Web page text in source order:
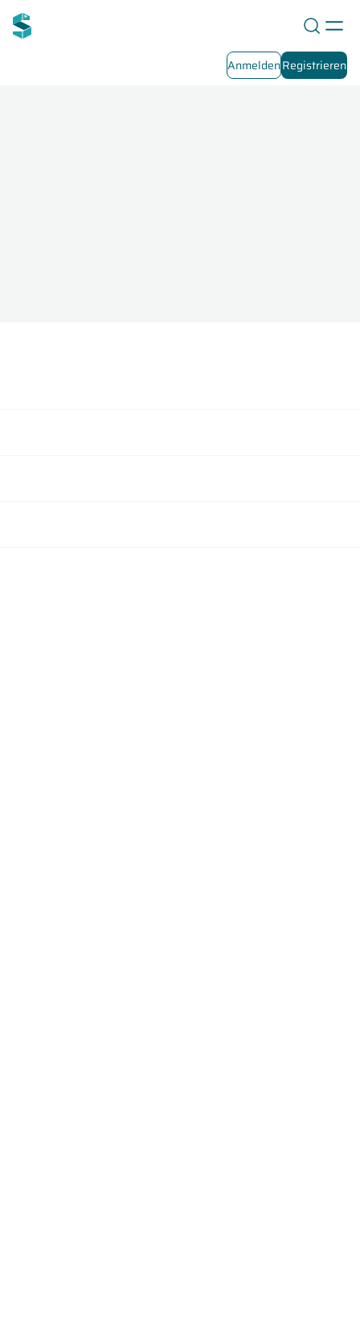
AnmeldenRegistrieren